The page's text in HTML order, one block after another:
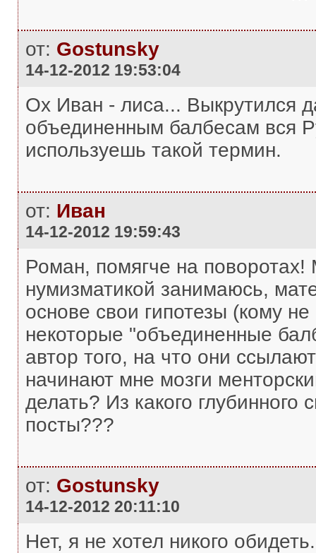
от: Gostunsky
14-12-2012 19:53:04
Ох Иван - лиса... Выкрутился
объединенным балбесам вся
используешь такой термин.
от: Иван
14-12-2012 19:59:43
Роман, помягче на
нумизматикой занимаюсь,
основе свои гипотезы (кому
некоторые "объединенные
автор того, на что они
начинают мне мозги
делать? Из какого
посты???
от: Gostunsky
14-12-2012 20:11:10
Нет, я не хотел никого обидеть.